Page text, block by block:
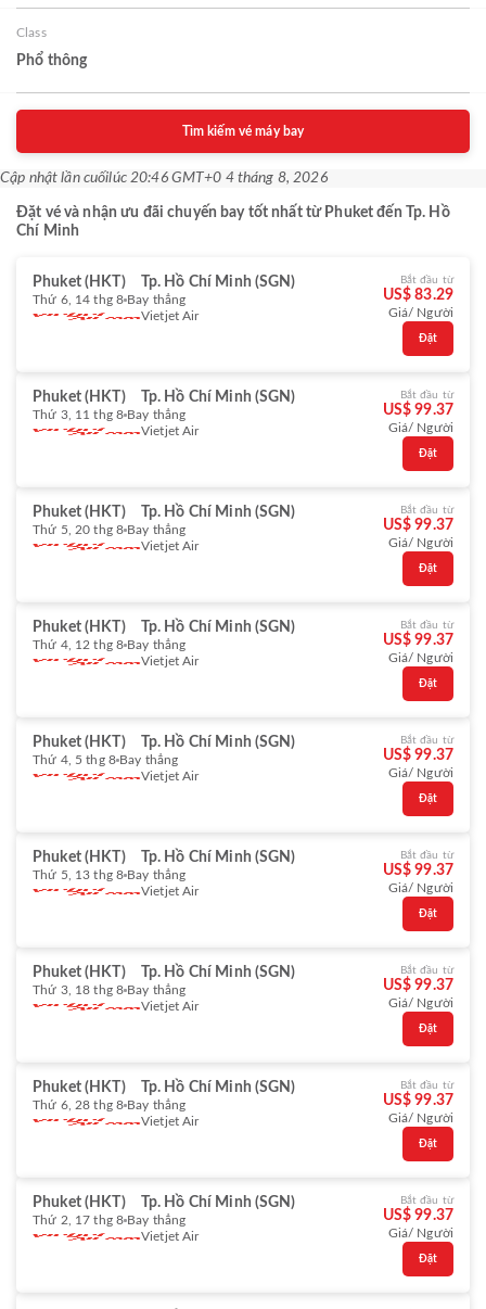
Class
Phổ thông
Tìm kiếm vé máy bay
Cập nhật lần cuốilúc 20:46 GMT+0 4 tháng 8, 2026
Đặt vé và nhận ưu đãi chuyến bay tốt nhất từ Phuket đến Tp. Hồ
Chí Minh
Phuket (HKT) Tp. Hồ Chí Minh (SGN)
Thứ 6, 14 thg 8 Bay thẳng
Vietjet Air
Bắt đầu từ
US$ 83.29
Giá/ Người
Đặt
Phuket (HKT) Tp. Hồ Chí Minh (SGN)
Thứ 3, 11 thg 8 Bay thẳng
Vietjet Air
Bắt đầu từ
US$ 99.37
Giá/ Người
Đặt
Phuket (HKT) Tp. Hồ Chí Minh (SGN)
Thứ 5, 20 thg 8 Bay thẳng
Vietjet Air
Bắt đầu từ
US$ 99.37
Giá/ Người
Đặt
Phuket (HKT) Tp. Hồ Chí Minh (SGN)
Thứ 4, 12 thg 8 Bay thẳng
Vietjet Air
Bắt đầu từ
US$ 99.37
Giá/ Người
Đặt
Phuket (HKT) Tp. Hồ Chí Minh (SGN)
Thứ 4, 5 thg 8 Bay thẳng
Vietjet Air
Bắt đầu từ
US$ 99.37
Giá/ Người
Đặt
Phuket (HKT) Tp. Hồ Chí Minh (SGN)
Thứ 5, 13 thg 8 Bay thẳng
Vietjet Air
Bắt đầu từ
US$ 99.37
Giá/ Người
Đặt
Phuket (HKT) Tp. Hồ Chí Minh (SGN)
Thứ 3, 18 thg 8 Bay thẳng
Vietjet Air
Bắt đầu từ
US$ 99.37
Giá/ Người
Đặt
Phuket (HKT) Tp. Hồ Chí Minh (SGN)
Thứ 6, 28 thg 8 Bay thẳng
Vietjet Air
Bắt đầu từ
US$ 99.37
Giá/ Người
Đặt
Phuket (HKT) Tp. Hồ Chí Minh (SGN)
Thứ 2, 17 thg 8 Bay thẳng
Vietjet Air
Bắt đầu từ
US$ 99.37
Giá/ Người
Đặt